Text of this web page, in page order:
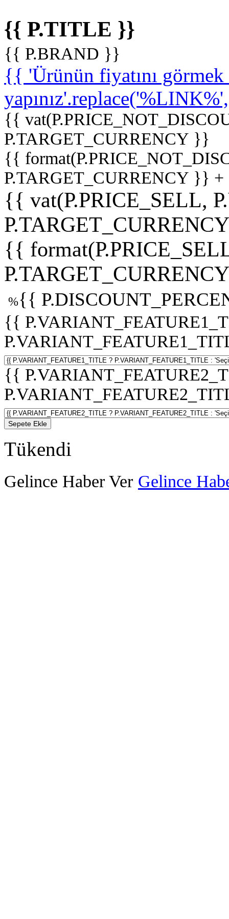
{{ P.TITLE }}
{{ P.BRAND }}
{{ 'Ürünün fiyatını
{{
P.TARGET_CURRENCY }}
{{
P.TARGET_CURRENCY }}
{{ vat(P.PRICE_SELL,
{{
%{{
{{
{{
Sepete Ekle
Tükendi
Gelince Haber Ver Gelince